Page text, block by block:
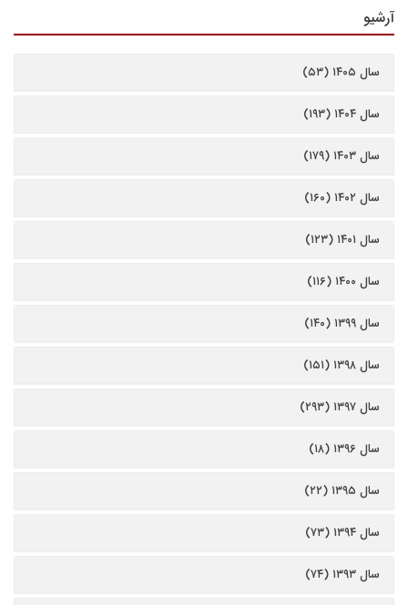
آرشیو
سال ۱۴۰۵ (۵۳)
سال ۱۴۰۴ (۱۹۳)
سال ۱۴۰۳ (۱۷۹)
سال ۱۴۰۲ (۱۶۰)
سال ۱۴۰۱ (۱۲۳)
سال ۱۴۰۰ (۱۱۶)
سال ۱۳۹۹ (۱۴۰)
سال ۱۳۹۸ (۱۵۱)
سال ۱۳۹۷ (۲۹۳)
سال ۱۳۹۶ (۱۸)
سال ۱۳۹۵ (۲۲)
سال ۱۳۹۴ (۷۳)
سال ۱۳۹۳ (۷۴)